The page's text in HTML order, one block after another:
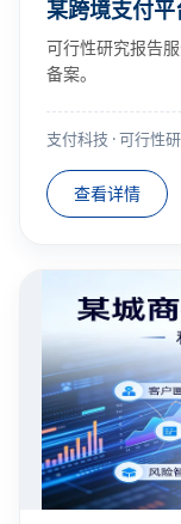
某跨境支付
可行性研究报告
备案。
支付科技 · 可行性
查看详情